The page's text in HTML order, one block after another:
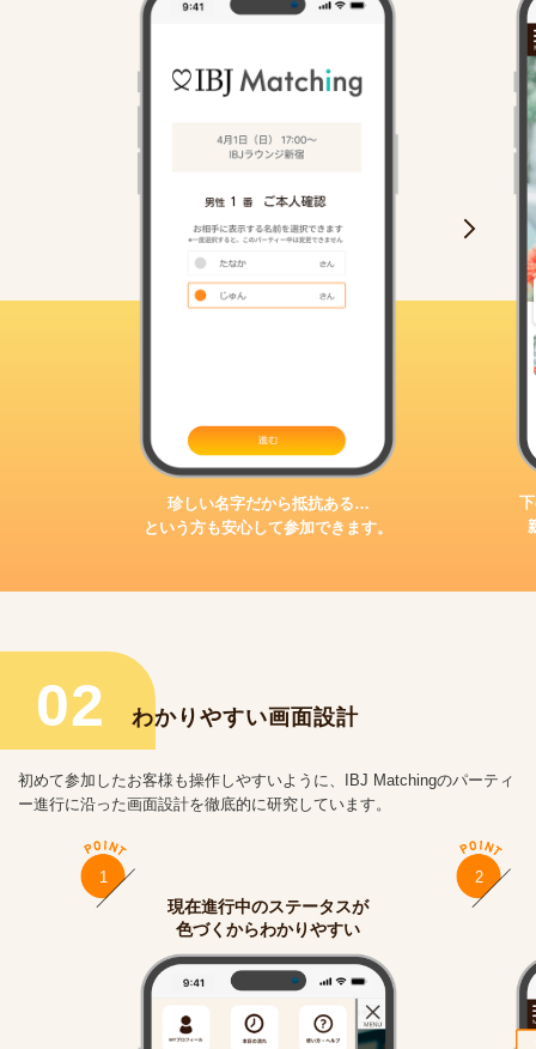
珍しい名字だから抵抗ある…
という方も安心して参加できます。
02 わかりやすい画面設計
初めて参加したお客様も操作しやすいように、IBJ Matchingのパーティ
ー進行に沿った画面設計を徹底的に研究しています。
1
現在進行中のステータスが
色づくからわかりやすい
2